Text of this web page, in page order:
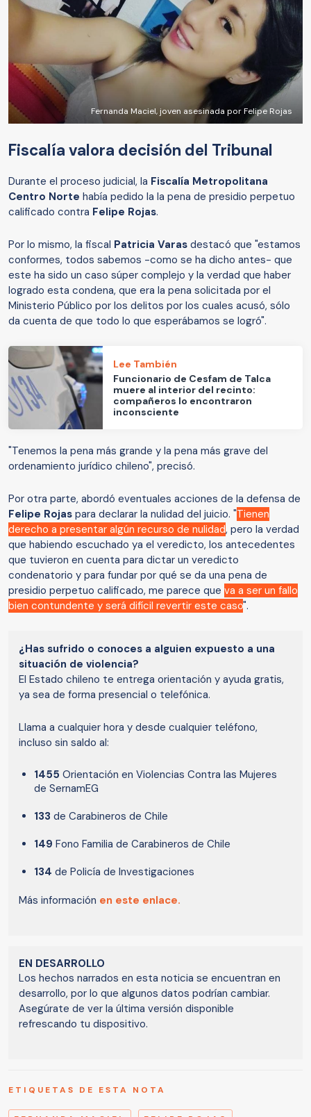
Fernanda Maciel, joven asesinada por Felipe Rojas
Fiscalía valora decisión del Tribunal
Durante el proceso judicial, la Fiscalía Metropolitana
Centro Norte había pedido la la pena de presidio perpetuo
calificado contra Felipe Rojas.
Por lo mismo, la fiscal Patricia Varas destacó que "estamos
conformes, todos sabemos -como se ha dicho antes- que
este ha sido un caso súper complejo y la verdad que haber
logrado esta condena, que era la pena solicitada por el
Ministerio Público por los delitos por los cuales acusó, sólo
da cuenta de que todo lo que esperábamos se logró".
Lee También
Funcionario de Cesfam de Talca
muere al interior del recinto:
compañeros lo encontraron
inconsciente
"Tenemos la pena más grande y la pena más grave del
ordenamiento jurídico chileno", precisó.
Por otra parte, abordó eventuales acciones de la defensa de
Felipe Rojas para declarar la nulidad del juicio. "Tienen
derecho a presentar algún recurso de nulidad, pero la verdad
que habiendo escuchado ya el veredicto, los antecedentes
que tuvieron en cuenta para dictar un veredicto
condenatorio y para fundar por qué se da una pena de
presidio perpetuo calificado, me parece que va a ser un fallo
bien contundente y será difícil revertir este caso".
¿Has sufrido o conoces a alguien expuesto a una
situación de violencia?
El Estado chileno te entrega orientación y ayuda gratis,
ya sea de forma presencial o telefónica.
Llama a cualquier hora y desde cualquier teléfono,
incluso sin saldo al:
1455 Orientación en Violencias Contra las Mujeres
de SernamEG
133 de Carabineros de Chile
149 Fono Familia de Carabineros de Chile
134 de Policía de Investigaciones
Más información en este enlace.
EN DESARROLLO
Los hechos narrados en esta noticia se encuentran en
desarrollo, por lo que algunos datos podrían cambiar.
Asegúrate de ver la última versión disponible
refrescando tu dispositivo.
ETIQUETAS DE ESTA NOTA